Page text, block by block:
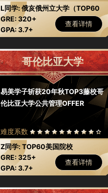
L同学: 俄亥俄州立大学（TOP60
美国院校）
GRE: 320+
GPA: 3.7+
查看详情
哥伦比亚大学
易美学子斩获20年秋TOP3藤校哥
伦比亚大学公共管理OFFER
难度系数
Z同学: TOP60美国院校
GRE: 325+
GPA: 3.7+
查看详情